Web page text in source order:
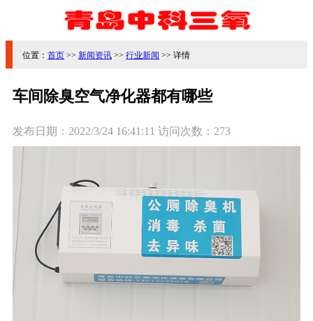
位置： 首页 >> 新闻资讯 >> 行业新闻 >> 详情
车间除臭空气净化器都有哪些
发布日期： 2022/3/24 16:41:11 访问次数： 273